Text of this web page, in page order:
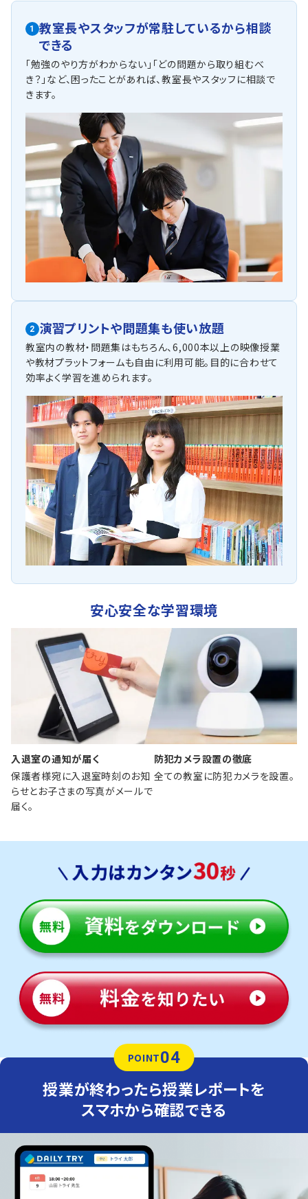
1
教室長やスタッフが常駐しているから相談
できる
「勉強のやり方がわからない」「どの問題から取り組むべ
き？」など、困ったことがあれば、教室長やスタッフに相談で
きます。
2 演習プリントや問題集も使い放題
教室内の教材・問題集はもちろん、6,000本以上の映像授業
や教材プラットフォームも自由に利用可能。目的に合わせて
効率よく学習を進められます。
安心安全な学習環境
入退室の通知が届く
保護者様宛に入退室時刻のお知
らせとお子さまの写真がメールで
届く。
防犯カメラ設置の徹底
全ての教室に防犯カメラを設置。
POINT04
授業が終わったら授業レポートを
スマホから確認できる